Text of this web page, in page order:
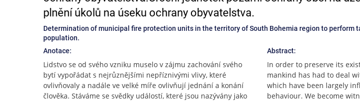
plnění úkolů na úseku ochrany obyvatelstva.
Determination of municipal fire protection units in the territory of South Bohemia region to perform
population.
Anotace:
Lidstvo se od svého vzniku muselo v zájmu zachování svého
bytí vypořádat s nejrůznějšími nepříznivými vlivy, které
ovlivňovaly a nadále ve velké míře ovlivňují jednání a konání
člověka. Stáváme se svědky událostí, které jsou nazývány jako
Abstract:
In order to preserve its
mankind has had to deal
which have been largely
behaviour. We become